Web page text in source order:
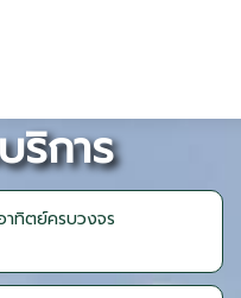
ริการ
ทิตย์ครบวงจร